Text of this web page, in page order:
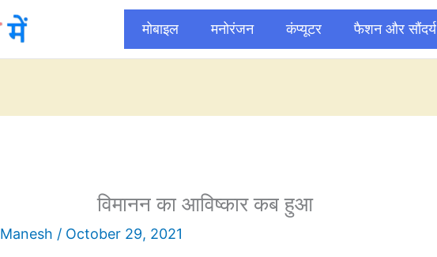
मोबाइल मनोरंजन कंप्यूटर फैशन और सौंदर्य
विमानन का आविष्कार कब हुआ
Manesh / October 29, 2021